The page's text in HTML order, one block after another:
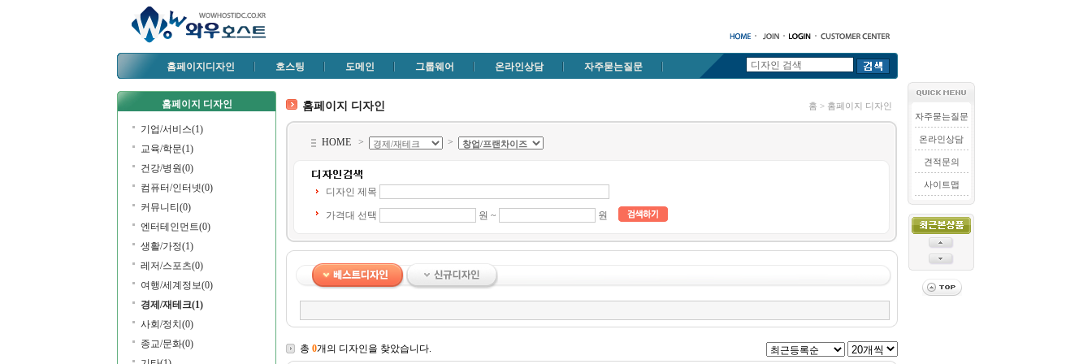
홈페이지디자인 호스팅 도메인 그룹웨어 온라인상담 자주묻는질문
홈페이지 디자인
기업/서비스(1)
교육/학문(1)
건강/병원(0)
컴퓨터/인터넷(0)
커뮤니티(0)
엔터테인먼트(0)
생활/가정(1)
레저/스포츠(0)
여행/세계정보(0)
경제/재테크(1)
사회/정치(0)
종교/문화(0)
홈페이지 디자인 홈 > 홈페이지 디자인
HOME > >
디자인 제목
가격대 선택 원 ~ 원
총 0개의 디자인을 찾았습니다.
자주묻는질문
온라인상담
견적문의
사이트맵